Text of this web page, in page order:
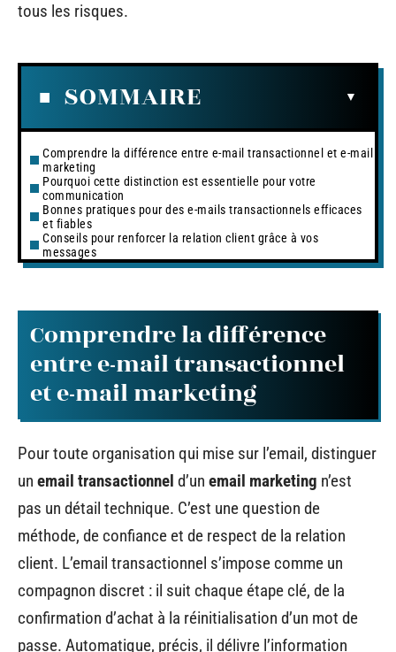
tous les risques.
SOMMAIRE
Comprendre la différence entre e-mail transactionnel et e-mail
marketing
Pourquoi cette distinction est essentielle pour votre
communication
Bonnes pratiques pour des e-mails transactionnels efficaces
et fiables
Conseils pour renforcer la relation client grâce à vos
messages
Comprendre la différence
entre e-mail transactionnel
et e-mail marketing
Pour toute organisation qui mise sur l’email, distinguer
un email transactionnel d’un email marketing n’est
pas un détail technique. C’est une question de
méthode, de confiance et de respect de la relation
client. L’email transactionnel s’impose comme un
compagnon discret : il suit chaque étape clé, de la
confirmation d’achat à la réinitialisation d’un mot de
passe. Automatique, précis, il délivre l’information